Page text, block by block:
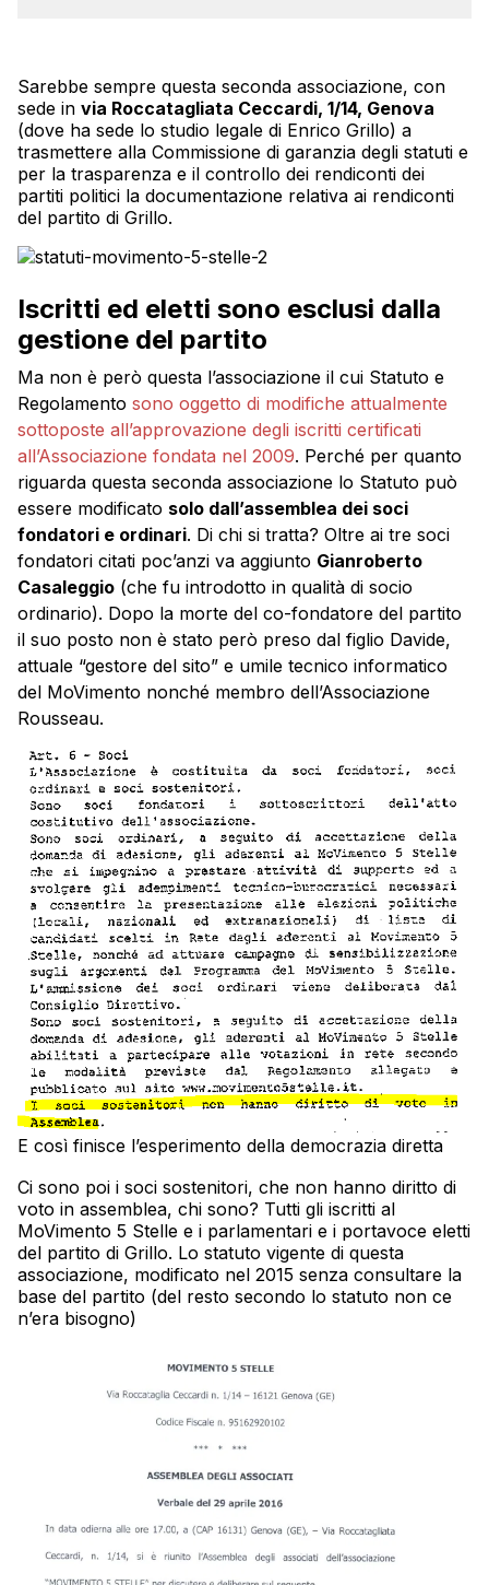
Sarebbe sempre questa seconda associazione, con
sede in via Roccatagliata Ceccardi, 1/14, Genova
(dove ha sede lo studio legale di Enrico Grillo) a
trasmettere alla Commissione di garanzia degli statuti e
per la trasparenza e il controllo dei rendiconti dei
partiti politici la documentazione relativa ai rendiconti
del partito di Grillo.
Iscritti ed eletti sono esclusi dalla
gestione del partito
Ma non è però questa l’associazione il cui Statuto e
Regolamento sono oggetto di modifiche attualmente
sottoposte all’approvazione degli iscritti certificati
all’Associazione fondata nel 2009. Perché per quanto
riguarda questa seconda associazione lo Statuto può
essere modificato solo dall’assemblea dei soci
fondatori e ordinari. Di chi si tratta? Oltre ai tre soci
fondatori citati poc’anzi va aggiunto Gianroberto
Casaleggio (che fu introdotto in qualità di socio
ordinario). Dopo la morte del co-fondatore del partito
il suo posto non è stato però preso dal figlio Davide,
attuale “gestore del sito” e umile tecnico informatico
del MoVimento nonché membro dell’Associazione
Rousseau.
E così finisce l’esperimento della democrazia diretta
Ci sono poi i soci sostenitori, che non hanno diritto di
voto in assemblea, chi sono? Tutti gli iscritti al
MoVimento 5 Stelle e i parlamentari e i portavoce eletti
del partito di Grillo. Lo statuto vigente di questa
associazione, modificato nel 2015 senza consultare la
base del partito (del resto secondo lo statuto non ce
n’era bisogno)